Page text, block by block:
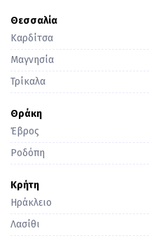
Θεσσαλία
Καρδίτσα
Μαγνησία
Τρίκαλα
Θράκη
Έβρος
Ροδόπη
Κρήτη
Ηράκλειο
Λασίθι